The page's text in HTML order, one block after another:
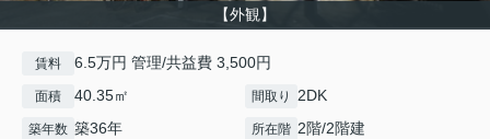
【外観】
賃料 6.5万円 管理/共益費 3,500円
面積 40.35㎡ 間取り 2DK
築年数 築36年 所在階 2階/2階建